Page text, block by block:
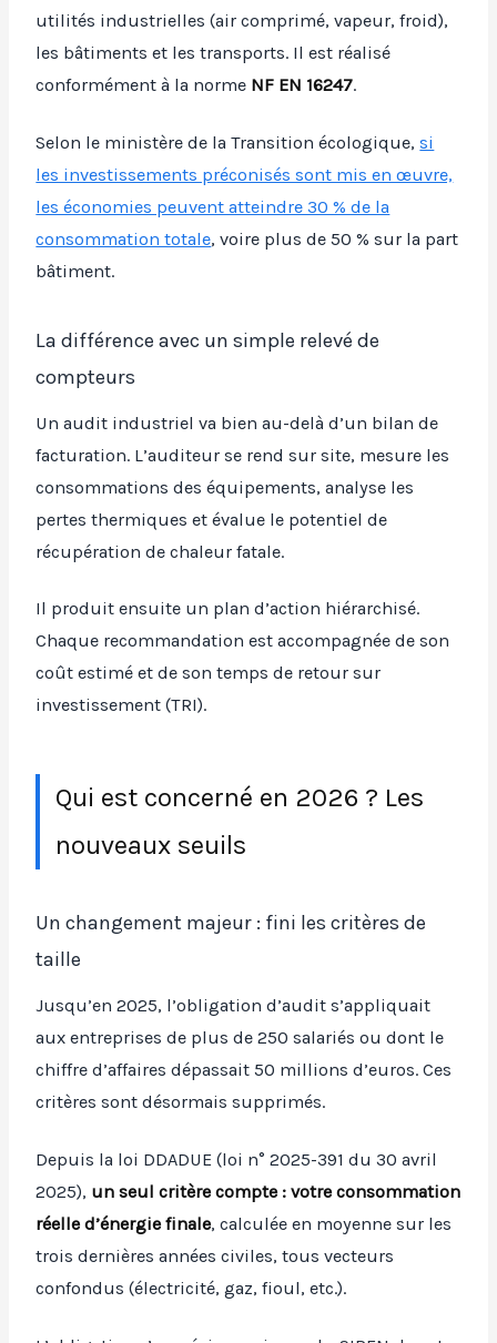
utilités industrielles (air comprimé, vapeur, froid),
les bâtiments et les transports. Il est réalisé
conformément à la norme NF EN 16247.
Selon le ministère de la Transition écologique,si
les investissements préconisés sont mis en œuvre,
les économies peuvent atteindre 30 % de la
consommation totale, voire plus de 50 % sur la part
bâtiment.
La différence avec un simple relevé de
compteurs
Un audit industriel va bien au-delà d’un bilan de
facturation. L’auditeur se rend sur site, mesure les
consommations des équipements, analyse les
pertes thermiques et évalue le potentiel de
récupération de chaleur fatale.
Il produit ensuite un plan d’action hiérarchisé.
Chaque recommandation est accompagnée de son
coût estimé et de son temps de retour sur
investissement (TRI).
Qui est concerné en 2026 ? Les
nouveaux seuils
Un changement majeur : fini les critères de
taille
Jusqu’en 2025, l’obligation d’audit s’appliquait
aux entreprises de plus de 250 salariés ou dont le
chiffre d’affaires dépassait 50 millions d’euros. Ces
critères sont désormais supprimés.
Depuis la loi DDADUE (loi n° 2025-391 du 30 avril
2025), un seul critère compte : votre consommation
réelle d’énergie finale, calculée en moyenne sur les
trois dernières années civiles, tous vecteurs
confondus (électricité, gaz, fioul, etc.).